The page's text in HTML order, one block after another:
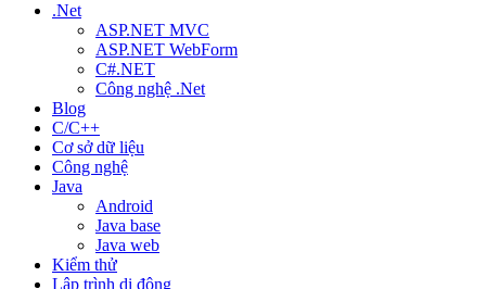
.Net
ASP.NET MVC
ASP.NET WebForm
C#.NET
Công nghệ .Net
Blog
C/C++
Cơ sở dữ liệu
Công nghệ
Java
Android
Java base
Java web
Kiểm thử
Lập trình di động